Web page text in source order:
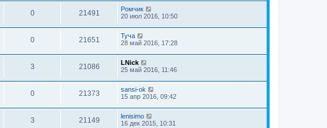
0 21491
Ромчик
20 июл 2016, 10:50
0 21651
Туча
28 май 2016, 17:28
3 21086
LNick
25 май 2016, 11:46
0 21373
sansi-ok
15 апр 2016, 09:42
3 21149
lenisimo
16 дек 2015, 10:31